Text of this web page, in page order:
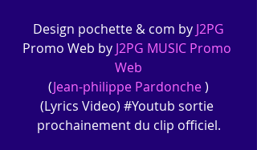
Design pochette & com by J2PG
Promo Web by J2PG MUSIC Promo
Web
(Jean-philippe Pardonche )
(Lyrics Video) ‪#‎Youtub‬ sortie
prochainement du clip officiel.